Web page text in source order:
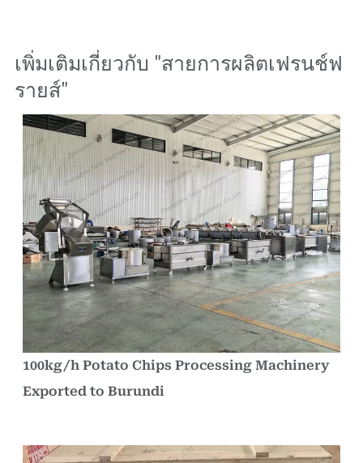
เพิ่มเติมเกี่ยวกับ "สายการผลิตเฟรนช์ฟ
รายส์"
100kg/h Potato Chips Processing Machinery
Exported to Burundi